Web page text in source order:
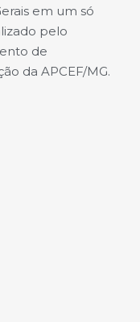
em um só
pelo
de
da APCEF/MG.